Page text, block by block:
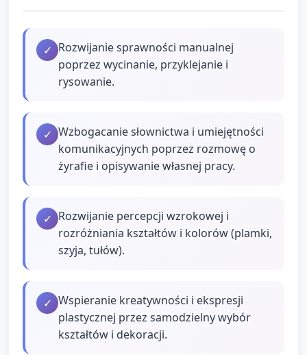
✓ Rozwijanie sprawności manualnej
poprzez wycinanie, przyklejanie i
rysowanie.
✓ Wzbogacanie słownictwa i umiejętności
komunikacyjnych poprzez rozmowę o
żyrafie i opisywanie własnej pracy.
✓ Rozwijanie percepcji wzrokowej i
rozróżniania kształtów i kolorów (plamki,
szyja, tułów).
✓ Wspieranie kreatywności i ekspresji
plastycznej przez samodzielny wybór
kształtów i dekoracji.